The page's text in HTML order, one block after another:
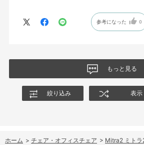
参考になった 0
もっと見る
絞り込み 表
ホーム > チェア・オフィスチェア > Mitra2 ミトラ